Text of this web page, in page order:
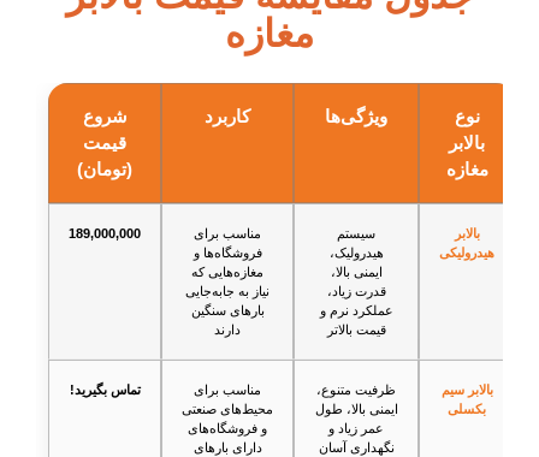
مغازه‌
نوع
بالابر
مغازه
ویژگی‌ها کاربرد
شروع
قیمت
(تومان)
بالابر
هیدرولیکی
سیستم
هیدرولیک،
ایمنی بالا،
قدرت زیاد،
عملکرد نرم و
قیمت بالاتر
مناسب برای
فروشگاه‌ها و
مغازه‌هایی که
نیاز به جابه‌جایی
بارهای سنگین
دارند
189,000,000
بالابر سیم
بکسلی
ظرفیت متنوع،
ایمنی بالا، طول
عمر زیاد و
نگهداری آسان
مناسب برای
محیط‌های صنعتی
و فروشگاه‌های
دارای بارهای
تماس بگیرید!